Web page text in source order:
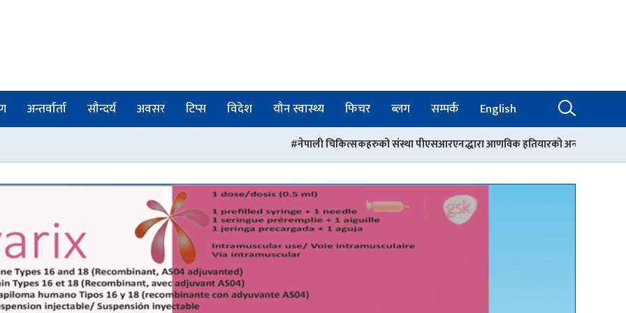
अन्तर्वार्ता सौन्दर्य अवसर टिप्स विदेश यौन स्वास्थ्य फिचर ब्लग सम्पर्क English
नेपाली चिकित्सकहरुको संस्था पीएसआरएनद्धारा आणविक हतियारको अन्त्यका लागि विश्वव्यापी एकताको आह्वान